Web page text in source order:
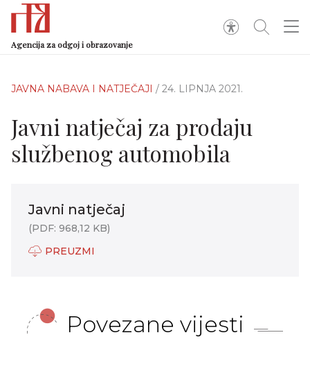
Agencija za odgoj i obrazovanje
JAVNA NABAVA I NATJEČAJI / 24. LIPNJA 2021.
Javni natječaj za prodaju
službenog automobila
Javni natječaj
(PDF: 968,12 KB)
PREUZMI
Povezane vijesti